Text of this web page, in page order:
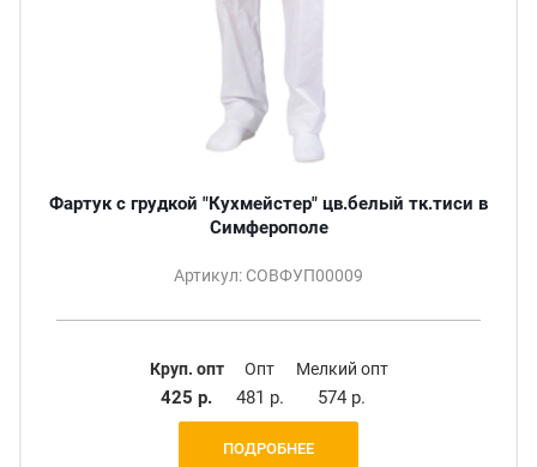
Фартук с грудкой "Кухмейстер" цв.белый тк.тиси в
Симферополе
Артикул: СОВФУП00009
Круп. опт
425 р.
Опт
481 р.
Мелкий опт
574 р.
ПОДРОБНЕЕ